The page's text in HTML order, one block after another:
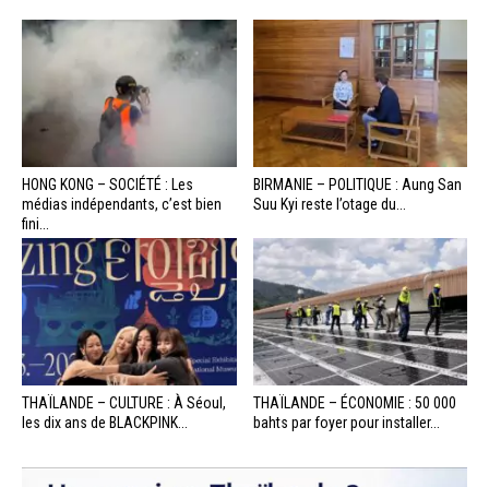
HONG KONG – SOCIÉTÉ : Les
médias indépendants, c’est bien
fini...
BIRMANIE – POLITIQUE : Aung San
Suu Kyi reste l’otage du...
THAÏLANDE – CULTURE : À Séoul,
les dix ans de BLACKPINK...
THAÏLANDE – ÉCONOMIE : 50 000
bahts par foyer pour installer...